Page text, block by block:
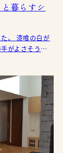
暮らすシ
が
がよさそうで